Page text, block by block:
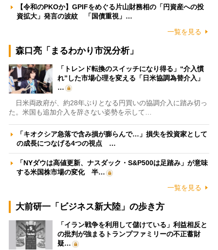
【令和のPKOか】GPIFをめぐる片山財務相の「円資産への投
資拡大」発言の波紋 「国債重視」…
一覧を見る
森口亮「まるわかり市況分析」
「トレンド転換のスイッチになり得る」“介入慣
れ”した市場心理を変える「日米協調為替介入」
…
日米両政府が、約28年ぶりとなる円買いの協調介入に踏み切っ
た。米国も追加介入を辞さない姿勢を示して…
「キオクシア急落で含み損が膨らんで…」損失を投資家として
の成長につなげる4つの視点 …
「NYダウは高値更新、ナスダック・S&P500は足踏み」が意味
する米国株市場の変化 半…
一覧を見る
大前研一「ビジネス新大陸」の歩き方
「イラン戦争を利用して儲けている」利益相反と
の批判が強まるトランプファミリーの不正蓄財
疑…